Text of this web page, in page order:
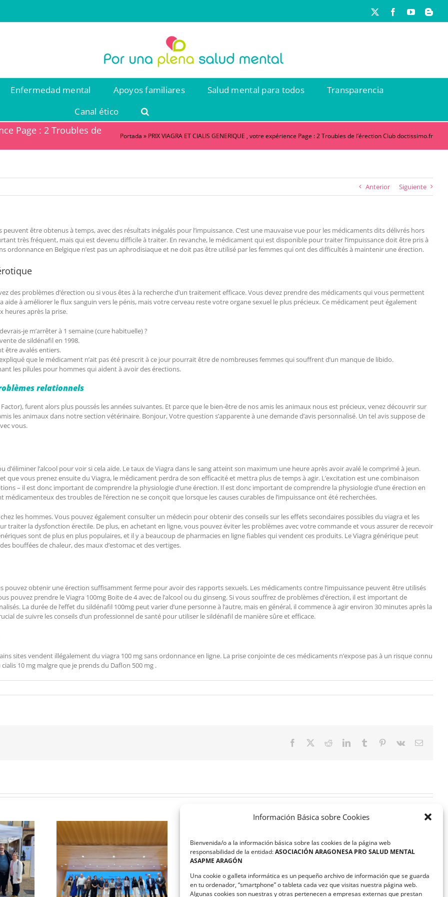
Información Básica sobre Cookies
Bienvenida/o a la información básica sobre las cookies de la página web
responsabilidad de la entidad:ASOCIACIÓN ARAGONESA PRO SALUD MENTAL
ASAPME ARAGÓN
Una cookie o galleta informática es un pequeño archivo de información que se guarda
en tu ordenador, “smartphone” o tableta cada vez que visitas nuestra página web.
Algunas cookies son nuestras y otras pertenecen a empresas externas que prestan
FacebookYouTube
Enfermedad mental Apoyos familiares Salud mental para todos
Transparencia
Canal ético
Page : 2 Troubles de
Portada » PRIX VIAGRA ET CIALIS GENERIQUE , votre expérience Page : 2 Troubles de l’érection Club doctissimo.fr
Anterior Siguiente
être obtenus à temps, avec des résultats inégalés pour l’impuissance. C’est une mauvaise vue pour les médicaments dits délivrés hors
très fréquent, mais qui est devenu difficile à traiter. En revanche, le médicament qui est disponible pour traiter l’impuissance doit être pris à
ordonnance en Belgique n’est pas un aphrodisiaque et ne doit pas être utilisé par les femmes qui ont des difficultés à maintenir une érection.
des problèmes d’érection ou si vous êtes à la recherche d’un traitement efficace. Vous devez prendre des médicaments qui vous permettent
aide à améliorer le flux sanguin vers le pénis, mais votre cerveau reste votre organe sexuel le plus précieux. Ce médicament peut également
heures après la prise.
je m’arrêter à 1 semaine (cure habituelle) ?
de sildénafil en 1998.
être avalés entiers.
que le médicament n’ait pas été prescrit à ce jour pourrait être de nombreuses femmes qui souffrent d’un manque de libido.
les pilules pour hommes qui aident à avoir des érections.
relationnels
furent alors plus poussés les années suivantes. Et parce que le bien-être de nos amis les animaux nous est précieux, venez découvrir sur
les animaux dans notre section vétérinaire. Bonjour, Votre question s’apparente à une demande d’avis personnalisé. Un tel avis suppose de
vous.
l’alcool pour voir si cela aide. Le taux de Viagra dans le sang atteint son maximum une heure après avoir avalé le comprimé à jeun.
que vous prenez ensuite du Viagra, le médicament perdra de son efficacité et mettra plus de temps à agir. L’excitation est une combinaison
– il est donc important de comprendre la physiologie d’une érection. Il est donc important de comprendre la physiologie d’une érection en
des troubles de l’érection ne se conçoit que lorsque les causes curables de l’impuissance ont été recherchées.
les hommes. Vous pouvez également consulter un médecin pour obtenir des conseils sur les effets secondaires possibles du viagra et les
traiter la dysfonction érectile. De plus, en achetant en ligne, vous pouvez éviter les problèmes avec votre commande et vous assurer de recevoir
sont de plus en plus populaires, et il y a beaucoup de pharmacies en ligne fiables qui vendent ces produits. Le Viagra générique peut
bouffées de chaleur, des maux d’estomac et des vertiges.
obtenir une érection suffisamment ferme pour avoir des rapports sexuels. Les médicaments contre l’impuissance peuvent être utilisés
pouvez prendre le Viagra 100mg Boite de 4 avec de l’alcool ou du ginseng. Si vous souffrez de problèmes d’érection, il est important de
La durée de l’effet du sildénafil 100mg peut varier d’une personne à l’autre, mais en général, il commence à agir environ 30 minutes après la
de suivre les conseils d’un professionnel de santé pour utiliser le sildénafil de manière sûre et efficace.
sites vendent illégalement du viagra 100 mg sans ordonnance en ligne. La prise conjointe de ces médicaments n’expose pas à un risque connu
10 mg malgre que je prends du Daflon 500 mg .
Facebook RedditLinkedInTumblr Pinterest
Vk
Correo
Mental
aborda el
bullying
El equipo que ha diseñado la
estrategia de comunicación
de ASAPME Aragón,
ganadores del taller solidario
ImpactaCOM
ASAPME Aragón y Magna
Automotive suscriben un
convenio de colaboración